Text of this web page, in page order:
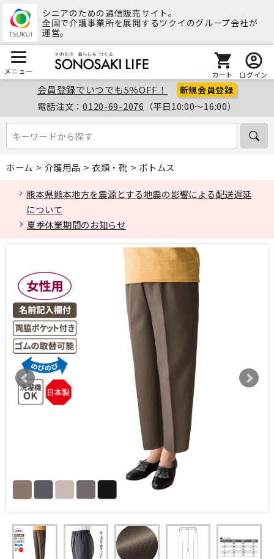
シニアのための通信販売サイト。
全国で介護事業所を展開するツクイのグループ会社が
運営。
メニュー カート ログイン
会員登録でいつでも5％OFF！ 新規会員登録
電話注文：0120-69-2076 （平日10:00～16:00）
キーワードから探す
キーワードから探す
ホーム > 介護用品 > 衣類・靴 > ボトムス
熊本県熊本地方を震源とする地震の影響による配送遅延
について
夏季休業期間のお知らせ